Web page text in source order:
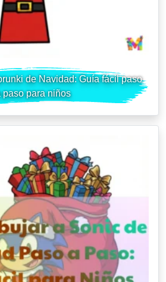
de Navidad: Guía fácil paso
paso para niños